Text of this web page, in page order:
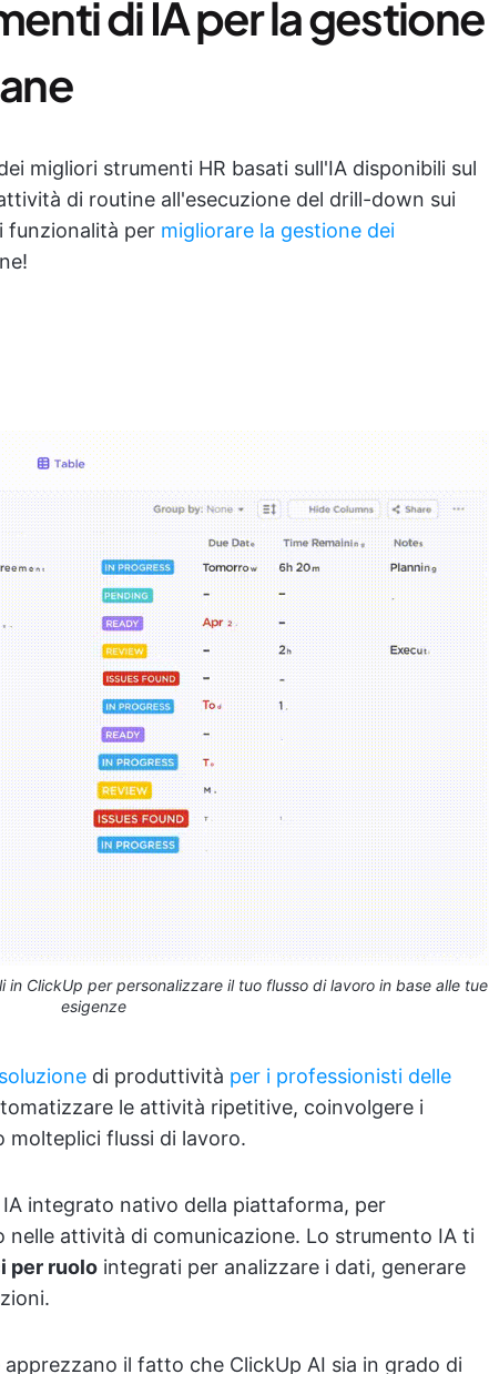
di IA per la gestione
migliori strumenti HR basati sull'IA disponibili sul
di routine all'esecuzione del drill-down sui
funzionalità per migliorare la gestione dei
ClickUp per personalizzare il tuo flusso di lavoro in base alle tue
esigenze
di produttività per i professionisti delle
le attività ripetitive, coinvolgere i
molteplici flussi di lavoro.
IA integrato nativo della piattaforma, per
attività di comunicazione. Lo strumento IA ti
per ruolo integrati per analizzare i dati, generare
il fatto che ClickUp AI sia in grado di